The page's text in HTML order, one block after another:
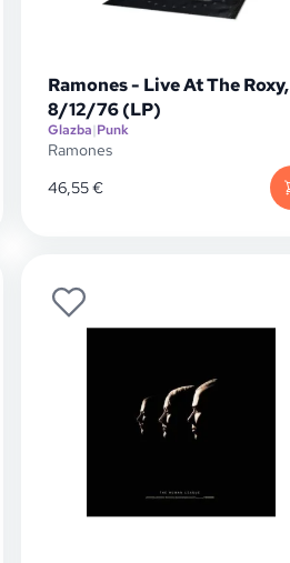
Ramones - Live At The Roxy,
8/12/76 (LP)
Glazba|Punk
Ramones
46,55€